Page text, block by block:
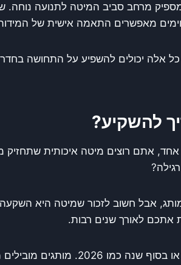
מרחב סביב המיטה לתנועה נוחה.
מאפשרים התאמה אישית של
אלה יכולים להשפיע על התחושה
להשקיע?
אחד, אתם רוצים מיטה איכותית
אבל חשוב לזכור שמיטה היא השקעה
אתכם לאורך שנים רבות.
חפשו מבצעים והנחות, במיוחד